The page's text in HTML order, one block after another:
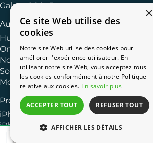
Produits Apple
iPhone 13
iPhone 11
iPhone XR
Autres Marques
Huawei
OnePlus
Nokia
Sony
Motorola
Galaxy Série J
×
Ce site Web utilise des
cookies
Notre site Web utilise des cookies pour
améliorer l'expérience utilisateur. En
utilisant notre site Web, vous acceptez tous
les cookies conformément à notre Politique
relative aux cookies. En savoir plus
ACCEPTER TOUT REFUSER TOUT
AFFICHER LES DÉTAILS